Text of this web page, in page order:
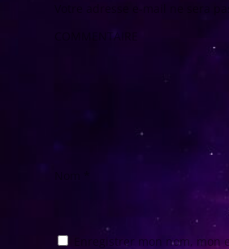
Votre adresse e-mail ne sera
COMMENTAIRE
Enregistrer mon nom,